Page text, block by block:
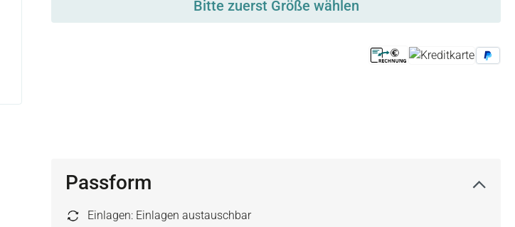
Bitte zuerst Größe wählen
Passform
Einlagen: Einlagen austauschbar